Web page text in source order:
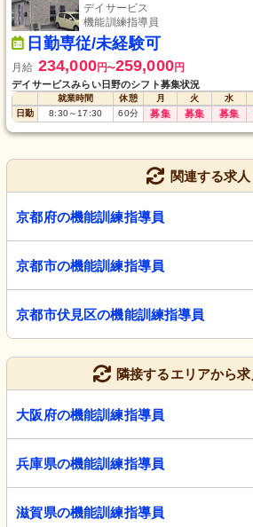
デイサービス
機能訓練指導員
日勤専従/未経験可
月給 234,000円〜259,000円
デイサービスみらい日野のシフト募集状況
就業時間 休憩 月 火 水
日勤
8:30～17:30 60分 募集 募集 募集
関連する求人
京都府の機能訓練指導員
京都市の機能訓練指導員
京都市伏見区の機能訓練指導員
隣接するエリアから
大阪府の機能訓練指導員
兵庫県の機能訓練指導員
滋賀県の機能訓練指導員